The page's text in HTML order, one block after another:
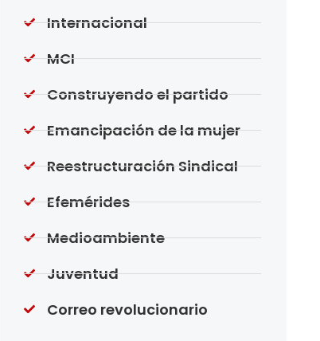
Internacional
MCI
Construyendo el partido
Emancipación de la mujer
Reestructuración Sindical
Efemérides
Medioambiente
Juventud
Correo revolucionario